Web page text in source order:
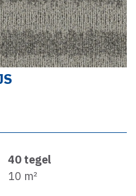
40 tegel
10 m²